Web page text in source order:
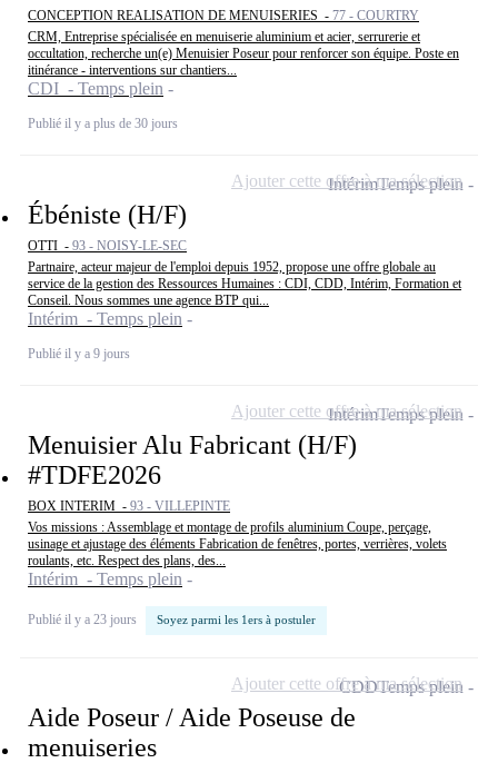
CONCEPTION REALISATION DE MENUISERIES - 77 - COURTRY
CRM, Entreprise spécialisée en menuiserie aluminium et acier, serrurerie et
occultation, recherche un(e) Menuisier Poseur pour renforcer son équipe. Poste en
itinérance - interventions sur chantiers...
CDI - Temps plein
Publié il y a plus de 30 jours
Ébéniste (H/F)
OTTI - 93 - NOISY-LE-SEC
Partnaire, acteur majeur de l'emploi depuis 1952, propose une offre globale au
service de la gestion des Ressources Humaines : CDI, CDD, Intérim, Formation et
Conseil. Nous sommes une agence BTP qui...
Intérim - Temps plein
Publié il y a 9 jours
IntérimTemps plein
Ajouter cette offre à ma sélection
Menuisier Alu Fabricant (H/F)
#TDFE2026
BOX INTERIM - 93 - VILLEPINTE
Vos missions : Assemblage et montage de profils aluminium Coupe, perçage,
usinage et ajustage des éléments Fabrication de fenêtres, portes, verrières, volets
roulants, etc. Respect des plans, des...
Intérim - Temps plein
Publié il y a 23 jours Soyez parmi les 1ers à postuler
IntérimTemps plein
Ajouter cette offre à ma sélection
Aide Poseur / Aide Poseuse de
menuiseries
CDDTemps plein
Ajouter cette offre à ma sélection